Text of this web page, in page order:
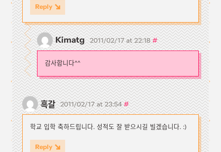
Reply
Kimatg 2011/02/17 at 22:18#
감사합니다^^
흑갈 2011/02/17 at 23:54#
학교 입학 축하드립니다. 성적도 잘 받으시길 빌겠습니다. :)
Reply